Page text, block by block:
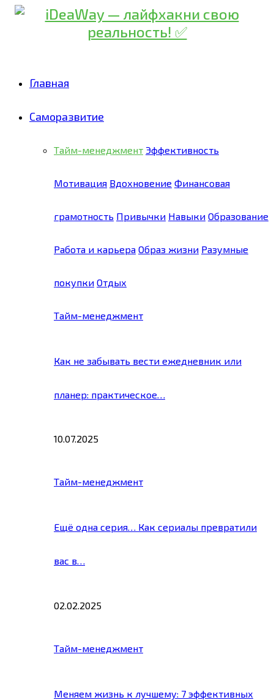
Главная
Саморазвитие
Тайм-менеджмент Эффективность
Мотивация Вдохновение Финансовая
грамотность Привычки Навыки Образование
Работа и карьера Образ жизни Разумные
покупки Отдых
Тайм-менеджмент
Как не забывать вести ежедневник или
планер: практическое…
10.07.2025
Тайм-менеджмент
Ещё одна серия… Как сериалы превратили
вас в…
02.02.2025
Тайм-менеджмент
Меняем жизнь к лучшему: 7 эффективных